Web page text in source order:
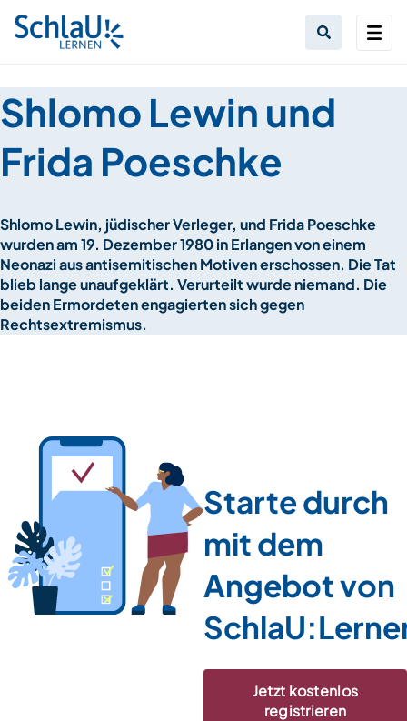
Shlomo Lewin und
Frida Poeschke
Shlomo Lewin, jüdischer Verleger, und Frida Poeschke
wurden am 19. Dezember 1980 in Erlangen von einem
Neonazi aus antisemitischen Motiven erschossen. Die Tat
blieb lange unaufgeklärt. Verurteilt wurde niemand. Die
beiden Ermordeten engagierten sich gegen
Rechtsextremismus.
Starte durch
mit dem
Angebot von
Jetzt kostenlos
registrieren